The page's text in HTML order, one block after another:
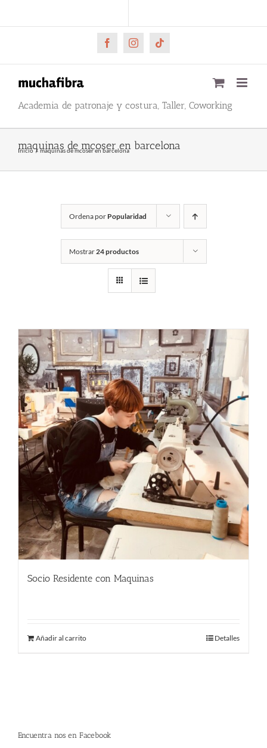
al
FacebookInstagramTiktok
Academia de patronaje y costura, Taller, Coworking
maquinas de mcoser en barcelona
Inicio maquinas de mcoser en barcelona
Ordena por Popularidad
Mostrar24 productos
Socio Residente con Maquinas
Añadir al carrito Detalles
Encuentra nos en Facebook